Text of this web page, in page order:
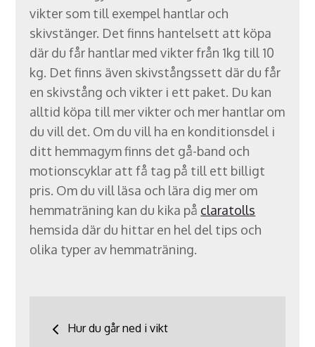
vikter som till exempel hantlar och
skivstänger. Det finns hantelsett att köpa
där du får hantlar med vikter från 1kg till 10
kg. Det finns även skivstångssett där du får
en skivstång och vikter i ett paket. Du kan
alltid köpa till mer vikter och mer hantlar om
du vill det. Om du vill ha en konditionsdel i
ditt hemmagym finns det gå-band och
motionscyklar att få tag på till ett billigt
pris. Om du vill läsa och lära dig mer om
hemmaträning kan du kika på claratolls
hemsida där du hittar en hel del tips och
olika typer av hemmaträning.
Inläggsnavigering
Hur du går ned i vikt